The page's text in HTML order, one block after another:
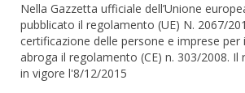
Nella Gazzetta ufficiale dell’Unione
pubblicato il regolamento (UE) N. 2067/
certificazione delle persone e imprese per
abroga il regolamento (CE) n. 303/2008.
in vigore l'8/12/2015